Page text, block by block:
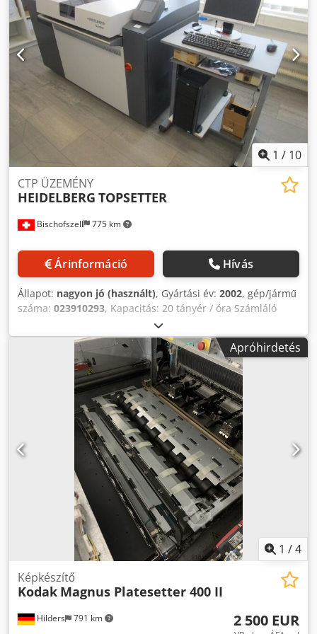
Cjdjpahr Aopfx Alwerf
1 / 10
Bischofszell 775 km
CTP ÜZEMÉNY
HEIDELBERG TOPSETTER
Árinformáció Hívás
Állapot: nagyon jó (használt), Gyártási év: 2002, gép/jármű
száma: 023910293, Kapacitás: 20 tányér / óra Számláló
leolvasása: 69'068 tányér Cedpforigkhsx Alworf Formátum
(cm): 50x70 Felszereltség / további részletek: szerverrel,
Trueflow szoftverrel integrált lemezlyukasztóval 40
lézerdiódával (egyenként cserélhető) -A gép szétszerelését,
csomagolását és biztosítását (a gép biztosítása a szállítás
során) a gyártó / Heidelberg végzi.
Apróhirdetés
1 /4
Hilders 791 km
Képkészítő
Kodak Magnus Platesetter 400 II
2 500 EUR